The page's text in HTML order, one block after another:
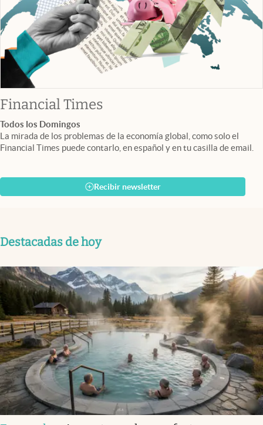
Financial Timesabre en nueva pestaña
Todos los Domingos
La mirada de los problemas de la economía global, como solo el
Financial Times puede contarlo, en español y en tu casilla de email.
Recibir newsletter
Destacadas de hoy